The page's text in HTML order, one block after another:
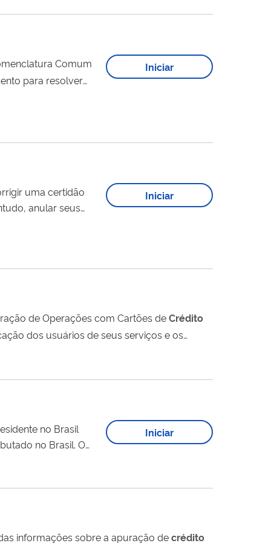
Comum
para resolver
tanto na
Iniciar
anular seus
Iniciar
Federal. Na Declaração de Operações com Cartões deCrédito
dos usuários de seus serviços e os
no Brasil
no Brasil. O
dos
Iniciar
devem ser prestadas informações sobre a apuração decrédito